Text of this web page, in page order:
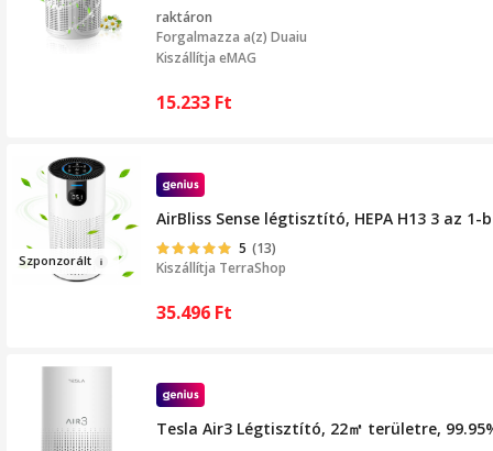
raktáron
Forgalmazza a(z) Duaiu
Kiszállítja eMAG
15.233 Ft
Szponzorált
AirBliss Sense légtisztító, HEPA H13 3 az
5 (13)
Kiszállítja TerraShop
35.496 Ft
Tesla Air3 Légtisztító, 22㎡ területre,